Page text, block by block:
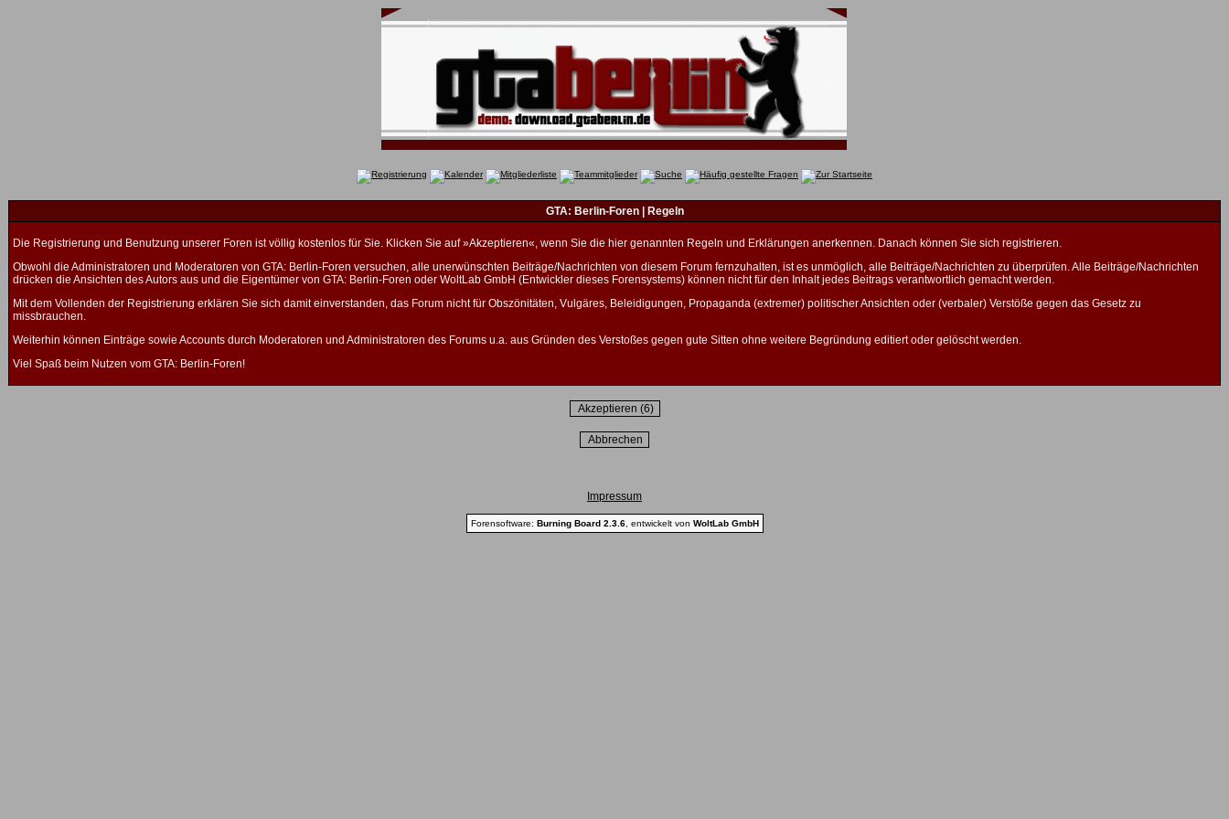
GTA: Berlin-Foren | Regeln
Die Registrierung und Benutzung unserer Foren ist völlig kostenlos für Sie. Klicken Sie auf »Akzeptieren«, wenn Sie die hier genannten Regeln und Erklärungen anerkennen. Danach können Sie sich registrieren.
Obwohl die Administratoren und Moderatoren von GTA: Berlin-Foren versuchen, alle unerwünschten Beiträge/Nachrichten von diesem Forum fernzuhalten, ist es unmöglich, alle Beiträge/Nachrichten zu überprüfen. Alle Beiträge/Nachrichten
drücken die Ansichten des Autors aus und die Eigentümer von GTA: Berlin-Foren oder WoltLab GmbH (Entwickler dieses Forensystems) können nicht für den Inhalt jedes Beitrags verantwortlich gemacht werden.
Mit dem Vollenden der Registrierung erklären Sie sich damit einverstanden, das Forum nicht für Obszönitäten, Vulgäres, Beleidigungen, Propaganda (extremer) politischer Ansichten oder (verbaler) Verstöße gegen das Gesetz zu
missbrauchen.
Weiterhin können Einträge sowie Accounts durch Moderatoren und Administratoren des Forums u.a. aus Gründen des Verstoßes gegen gute Sitten ohne weitere Begründung editiert oder gelöscht werden.
Viel Spaß beim Nutzen vom GTA: Berlin-Foren!
Impressum
Forensoftware: Burning Board 2.3.6, entwickelt von WoltLab GmbH